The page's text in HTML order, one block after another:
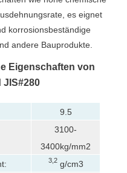
es eignet
korrosionsbeständige
andere Bauprodukte.
Eigenschaften von
9.5
3100-
3400kg/mm2
3,2g/cm3